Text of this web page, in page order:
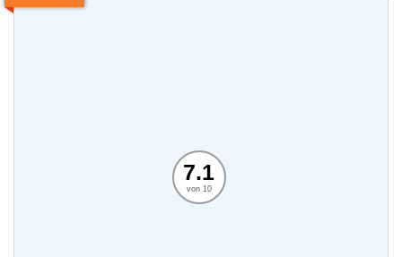
7.1
von 10